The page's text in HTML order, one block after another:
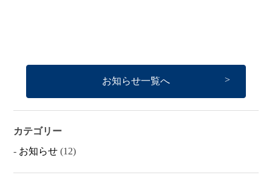
お知らせ一覧へ
カテゴリー
お知らせ (12)